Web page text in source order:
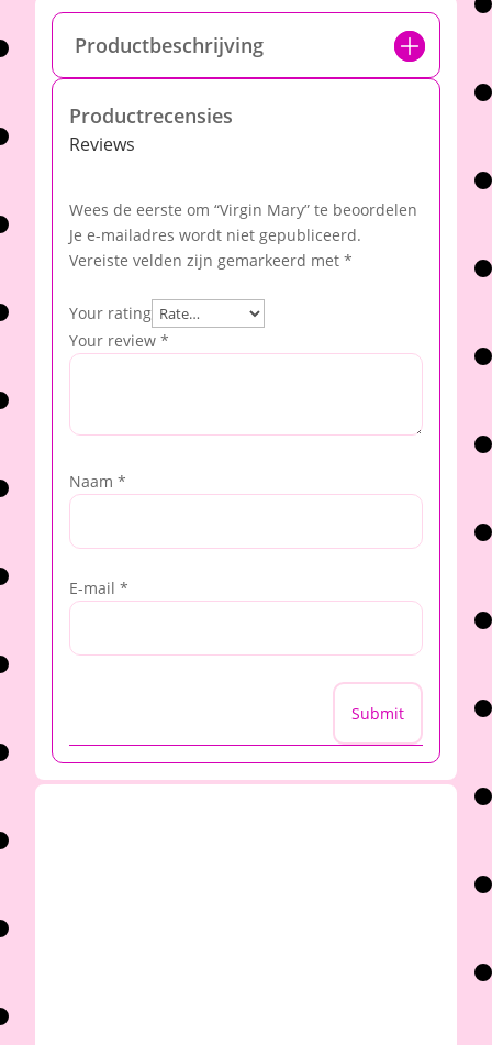
Productbeschrijving
Productrecensies
Reviews
Wees de eerste om “Virgin Mary” te beoordelen
Je e-mailadres wordt niet gepubliceerd.
Vereiste velden zijn gemarkeerd met *
Your rating
Your review *
Naam *
E-mail *
Submit